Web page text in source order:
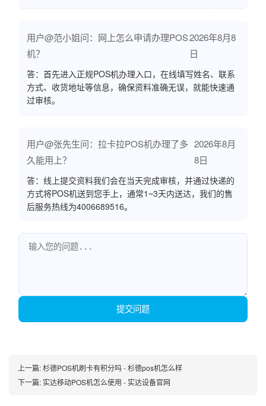
用户@范小姐问：网上怎么申请办理POS
机？
2026年8月8
日
答：首先进入正规POS机办理入口，在线填写姓名、联系
方式、收货地址等信息，确保资料准确无误，就能快速通
过审核。
用户@张先生问：拉卡拉POS机办理了多
久能用上？
2026年8月
8日
答：线上提交资料我们会在当天完成审核，并通过快递的
方式将POS机送到您手上，通常1~3天内送达，我们的售
后服务热线为4006689516。
提交问题
上一篇:杉德POS机刷卡有积分吗 - 杉徳pos机怎么样
下一篇:实达移动POS机怎么使用 - 实达设备官网